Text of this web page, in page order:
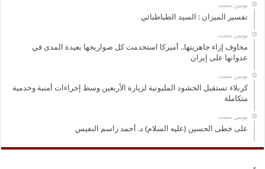
‏يومين مضت
تفسير الميزان : السيد الطباطبائي
‏يومين مضت
مخاوف إزاء جاهزيتها.. أميركا استخدمت كل صواريخها بعيدة المدى في
عدوانها على إيران
‏يومين مضت
كربلاء تستقبل الحشود المليونية لزيارة الأربعين وسط إجراءات أمنية وخدمية
متكاملة
‏يومين مضت
على خطى الحسين (عليه السلام) د. أحمد راسم النفيس